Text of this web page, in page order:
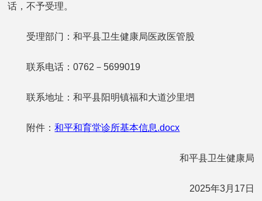
话，不予受理。
受理部门：和平县卫生健康局医政医管股
联系电话：0762－5699019
联系地址：和平县阳明镇福和大道沙里垇
附件：和平和育堂诊所基本信息.docx
和平县卫生健康局
2025年3月17日